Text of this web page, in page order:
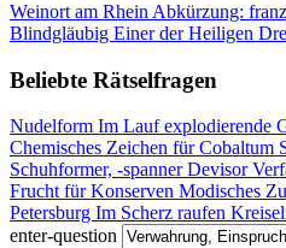
Weinort am Rhein Abkürzung:
Blindgläubig Einer der Heiligen
Beliebte Rätselfragen
Nudelform Im Lauf explodierende
Chemisches Zeichen für Cobaltum
Schuhformer, -spannerDevisor
Frucht für Konserven Modisches
Petersburg Im Scherz raufen
enter-question